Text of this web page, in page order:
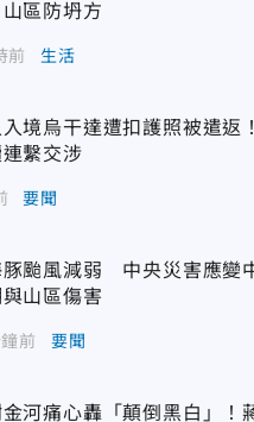
區防坍方
前 生活
入境烏干達遭扣護照被遣返
繫交涉
要聞
豚颱風減弱 中央災害應變
山區傷害
前 要聞
河痛心轟「顛倒黑白」！